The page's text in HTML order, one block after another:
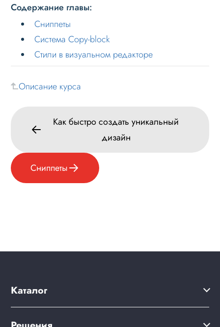
Оформление контента
Сниппеты
Система Copy-block
Слайдер
Меню сайта
Блоки / секции сайта
Формы и коммуникации
Содержание главы:
Сниппеты
Система Copy-block
Стили в визуальном редакторе
Описание курса
Как быстро создать уникальный
дизайн
Сниппеты
Каталог
Решения